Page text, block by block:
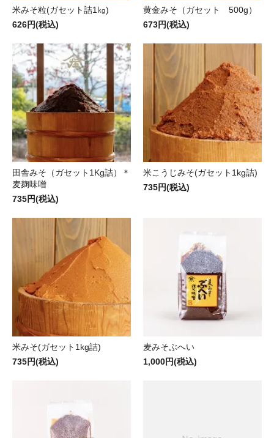
米みそ粒(ガセット詰1㎏)
626円(税込)
黄金みそ（ガセット 500g）
673円(税込)
田舎みそ（ガセット1Kg詰）＊
麦麹味噌
735円(税込)
米こうじみそ(ガセット1kg詰)
735円(税込)
米みそ(ガセット1kg詰)
735円(税込)
麦みそぶへい
1,000円(税込)